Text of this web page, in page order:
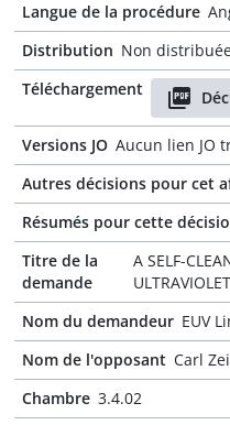
Langue de la procédure
Distribution Non
Téléchargement
Versions JO Aucun lien JO
Autres décisions pour cet
Résumés pour cette
Titre de la
demande
A SELF-
Nom du demandeur EUV
Nom de l'opposant Carl
Chambre 3.4.02